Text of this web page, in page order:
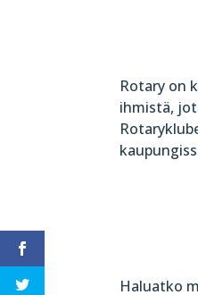
Rotary on
ihmistä,
Haluatko